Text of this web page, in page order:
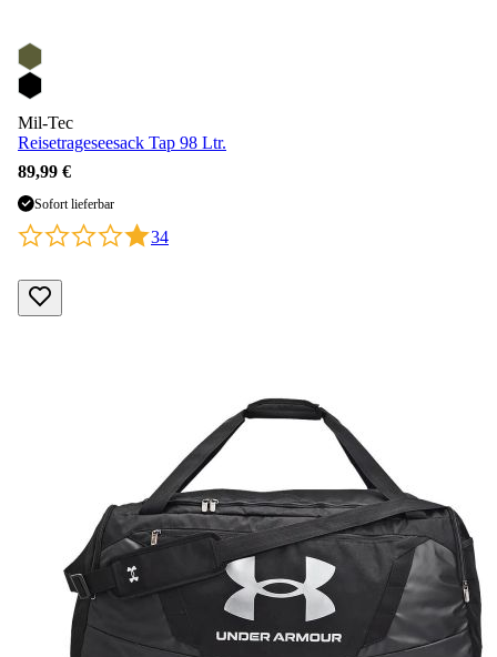
Mil-Tec
Reisetrageseesack Tap 98 Ltr.
89,99 €
Sofort lieferbar
34